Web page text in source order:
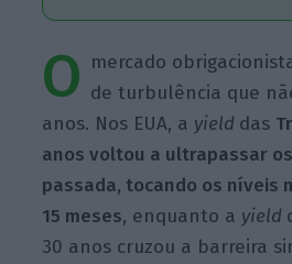
O mercado
de turbulência que
anos. Nos EUA, a yield das
anos voltou a ultrapassar
passada, tocando os níveis
15 meses, enquanto a yield
30 anos cruzou a barreira